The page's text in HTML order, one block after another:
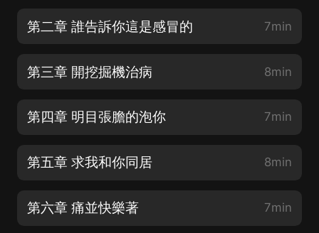
第二章 誰告訴你這是感冒的 7min
第三章 開挖掘機治病 8min
第四章 明目張膽的泡你 7min
第五章 求我和你同居 8min
第六章 痛並快樂著 7min